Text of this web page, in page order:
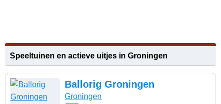
Speeltuinen en actieve uitjes in Groningen
Ballorig Groningen
Groningen